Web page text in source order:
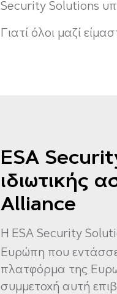
Security Solutions
Γιατί όλοι μαζί
ESA
ιδιωτικής
Alliance
Η ESA Security
Ευρώπη που
πλατφόρμα της
συμμετοχή αυτή